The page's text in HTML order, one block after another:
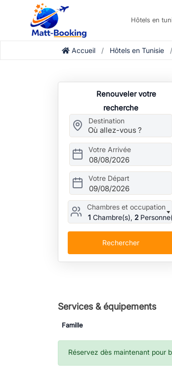
Hôtels en
Accueil Hôtels en Tunisie
Renouveler votre
recherche
Destination
Votre Arrivée
08/08/2026
Votre Départ
09/08/2026
Chambres et occupation
1 Chambre(s), 2
Rechercher
Services & équipements
Famille
Réservez dès maintenant pour